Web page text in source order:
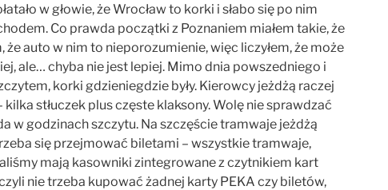
w głowie, że Wrocław to korki i słabo się po nim
Co prawda początki z Poznaniem miałem takie, że
że auto w nim to nieporozumienie, więc liczyłem, że może
ale… chyba nie jest lepiej. Mimo dnia powszedniego i
korki gdzieniegdzie były. Kierowcy jeżdżą raczej
kilka stłuczek plus częste klaksony. Wolę nie sprawdzać
w godzinach szczytu. Na szczęście tramwaje jeżdżą
się przejmować biletami – wszystkie tramwaje,
mają kasowniki zintegrowane z czytnikiem kart
nie trzeba kupować żadnej karty PEKA czy biletów,